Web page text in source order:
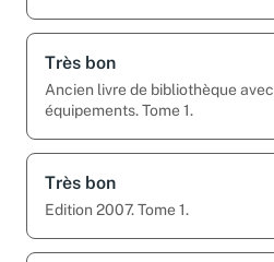
Très bon
Ancien livre de bibliothèque avec
équipements. Tome 1.
Très bon
Edition 2007. Tome 1.